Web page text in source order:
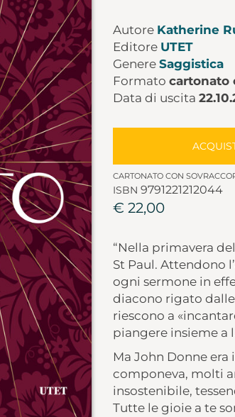
Autore Katherine
Editore UTET
Genere Saggistica
Formato cartonato
Data di uscita
CARTONATO CON
ISBN 9791221212044
€ 22,00
“Nella primavera
St Paul. Attendono
ogni sermone in
diacono rigato dalle
riescono a
piangere insieme a
Ma John Donne
componeva, molti
insostenibile,
Tutte le gioie a te